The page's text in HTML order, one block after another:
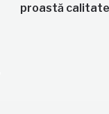
proastă